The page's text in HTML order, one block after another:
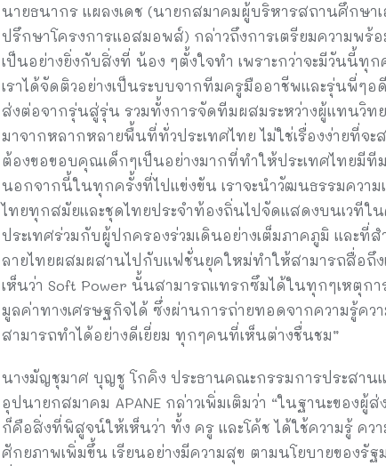
นายธนากร แผลงเดช (นายกสมาคมผู้บริหารสถานศึกษา
ปรึกษาโครงการแอสมอพส์) กล่าวถึงการเตรียมความพร้
เป็นอย่างยิ่งกับสิ่งที่ น้อง ๆตั้งใจทำ เพราะกว่าจะมีวันนี้
เราได้จัดติวอย่างเป็นระบบจากทีมครูมืออาชีพและรุ่นพี่ๆ
ส่งต่อจากรุ่นสู่รุ่น รวมทั้งการจัดทีมผสมระหว่างผู้แทนวิท
มาจากหลากหลายพื้นที่ทั่วประเทศไทย ไม่ใช่เรื่องง่ายที่จ
ต้องขอขอบคุณเด็กๆเป็นอย่างมากที่ทำให้ประเทศไทยมีที
นอกจากนี้ในทุกครั้งที่ไปแข่งขัน เราจะนำวัฒนธรรมควา
ไทยทุกสมัยและชุดไทยประจำท้องถิ่นไปจัดแสดงบนเวที
ประเทศร่วมกับผู้ปกครองร่วมเดินอย่างเต็มภาคภูมิ และที่
ลายไทยผสมผสานไปกับแฟชั่นยุคใหม่ทำให้สามารถสื่อถึ
เห็นว่า Soft Power นั้นสามารถแทรกซึมได้ในทุกๆเหตุก
มูลค่าทางเศรษฐกิจได้ ซึ่งผ่านการถ่ายทอดจากความรู้คว
สามารถทำได้อย่างดีเยี่ยม ทุกๆคนที่เห็นต่างชื่นชม”
นางมัญชุมาศ บุญชู โกคิง ประธานคณะกรรมการประสาน
อุปนายกสมาคม APANE กล่าวเพิ่มเติมว่า “ในฐานะของ
ก็คือสิ่งที่พิสูจน์ให้เห็นว่า ทั้ง ครู และโค้ช ได้ใช้ความรู้ คว
ศักยภาพเพิ่มขึ้น เรียนอย่างมีความสุข ตามนโยบายของรั